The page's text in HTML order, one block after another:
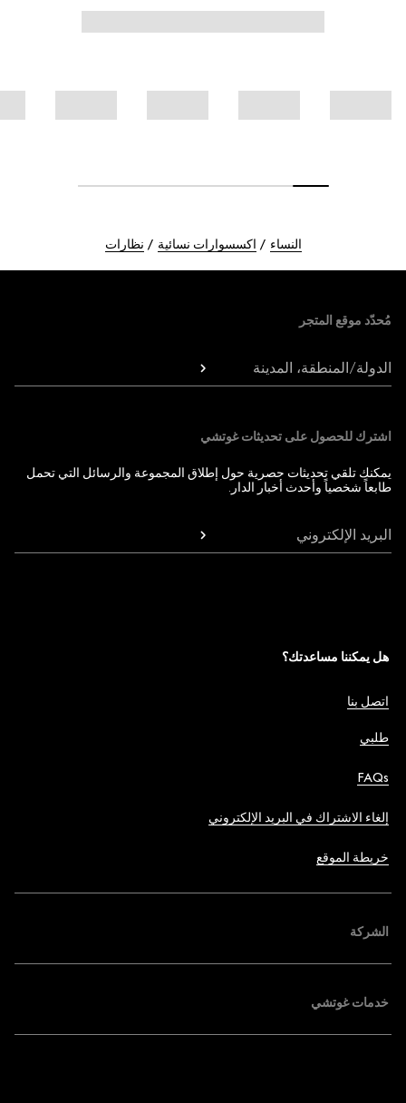
النساء اكسسوارات نسائية نظارات
مُحدّد موقع المتجر
الدولة/المنطقة، المدينة
اشترك للحصول على تحديثات غوتشي
يمكنك تلقي تحديثات حصرية حول إطلاق المجموعة والرسائل التي تحمل
طابعاً شخصياً وأحدث أخبار الدار.
البريد الإلكتروني
هل يمكننا مساعدتك؟
اتصل بنا
طلبي
FAQs
إلغاء الاشتراك في البريد الإلكتروني
خريطة الموقع
الشركة
خدمات غوتشي